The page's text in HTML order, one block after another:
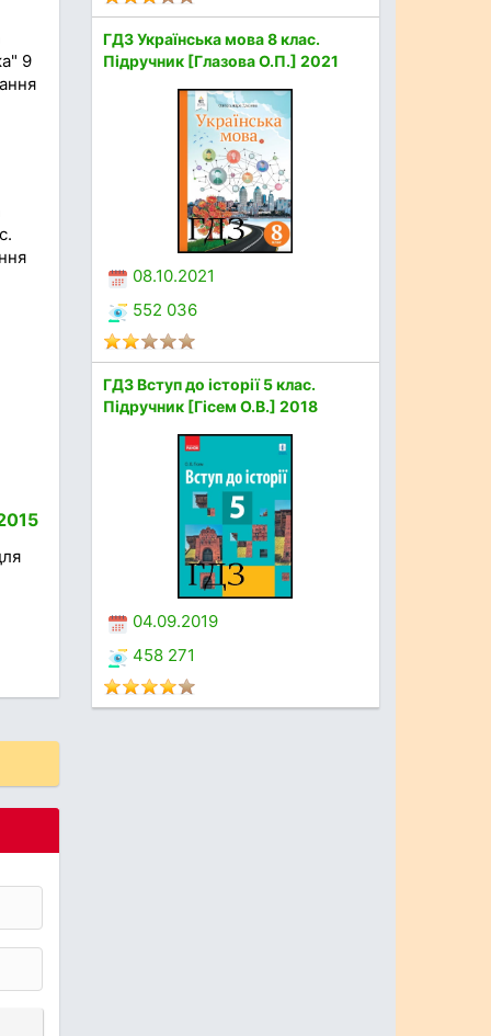
9
ГДЗ Українська мова 8 клас.
Підручник [Глазова О.П.] 2021
08.10.2021
552 036
ГДЗ Вступ до історії 5 клас.
Підручник [Гісем О.В.] 2018
04.09.2019
458 271